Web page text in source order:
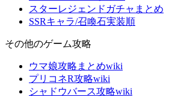
スターレジェンドガチャまとめ
SSRキャラ/召喚石実装順
その他のゲーム攻略
ウマ娘攻略まとめwiki
プリコネR攻略wiki
シャドウバース攻略wiki